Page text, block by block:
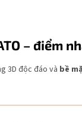
– điểm
3D độc đáo và bề